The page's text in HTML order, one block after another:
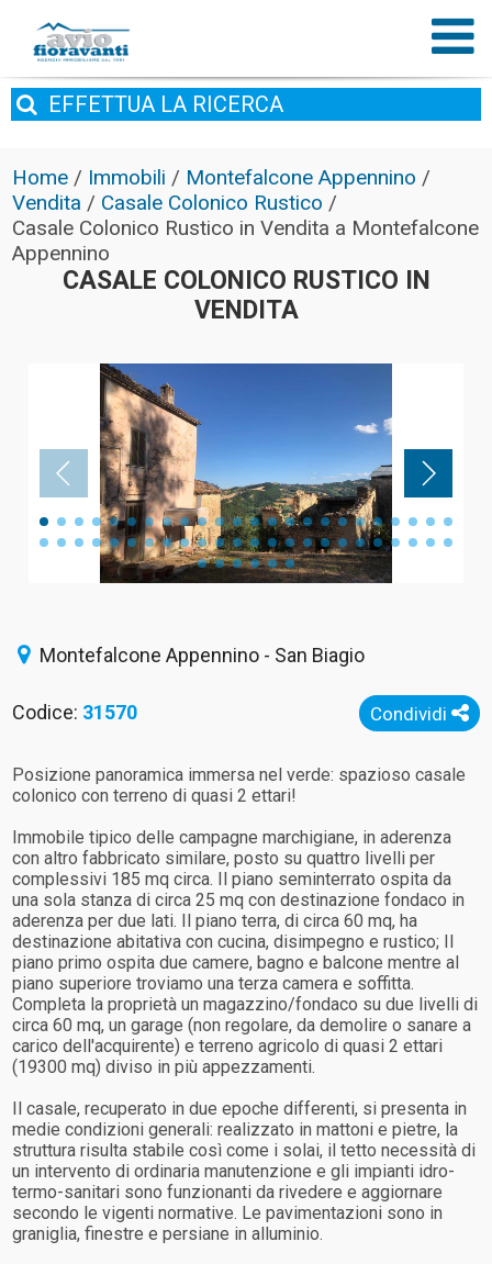
EFFETTUA LA RICERCA
Home / Immobili / Montefalcone Appennino /
Vendita / Casale Colonico Rustico /
Casale Colonico Rustico in Vendita a Montefalcone
Appennino
CASALE COLONICO RUSTICO IN
VENDITA
Montefalcone Appennino - San Biagio
Condividi
Codice: 31570
Posizione panoramica immersa nel verde: spazioso casale
colonico con terreno di quasi 2 ettari!
Immobile tipico delle campagne marchigiane, in aderenza
con altro fabbricato similare, posto su quattro livelli per
complessivi 185 mq circa. Il piano seminterrato ospita da
una sola stanza di circa 25 mq con destinazione fondaco in
aderenza per due lati. Il piano terra, di circa 60 mq, ha
destinazione abitativa con cucina, disimpegno e rustico; Il
piano primo ospita due camere, bagno e balcone mentre al
piano superiore troviamo una terza camera e soffitta.
Completa la proprietà un magazzino/fondaco su due livelli di
circa 60 mq, un garage (non regolare, da demolire o sanare a
carico dell'acquirente) e terreno agricolo di quasi 2 ettari
(19300 mq) diviso in più appezzamenti.
Il casale, recuperato in due epoche differenti, si presenta in
medie condizioni generali: realizzato in mattoni e pietre, la
struttura risulta stabile così come i solai, il tetto necessità di
un intervento di ordinaria manutenzione e gli impianti idro-
termo-sanitari sono funzionanti da rivedere e aggiornare
secondo le vigenti normative. Le pavimentazioni sono in
graniglia, finestre e persiane in alluminio.